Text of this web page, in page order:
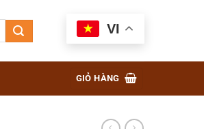
VI
GIỎ HÀNG